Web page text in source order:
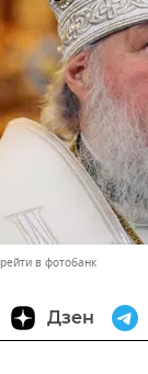
в фотобанк
Дзен